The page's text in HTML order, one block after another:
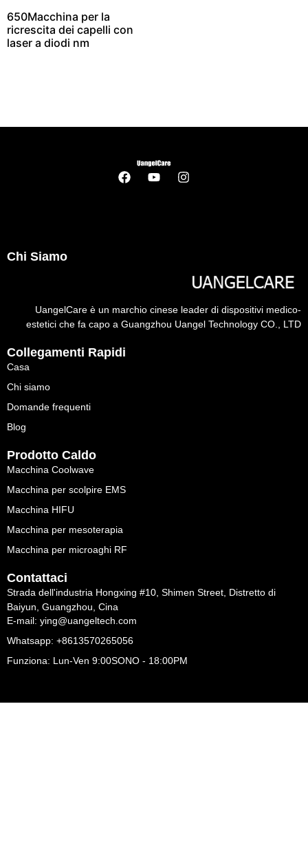
650Macchina per la
ricrescita dei capelli con
laser a diodi nm
Chi Siamo
UangelCare è un marchio cinese leader di dispositivi medico-
estetici che fa capo a Guangzhou Uangel Technology CO., LTD
Collegamenti Rapidi
Casa
Chi siamo
Domande frequenti
Blog
Prodotto Caldo
Macchina Coolwave
Macchina per scolpire EMS
Macchina HIFU
Macchina per mesoterapia
Macchina per microaghi RF
Contattaci
Strada dell'industria Hongxing #10, Shimen Street, Distretto di
Baiyun, Guangzhou, Cina
E-mail: ying@uangeltech.com
Whatsapp: +8613570265056
Funziona: Lun-Ven 9:00SONO - 18:00PM